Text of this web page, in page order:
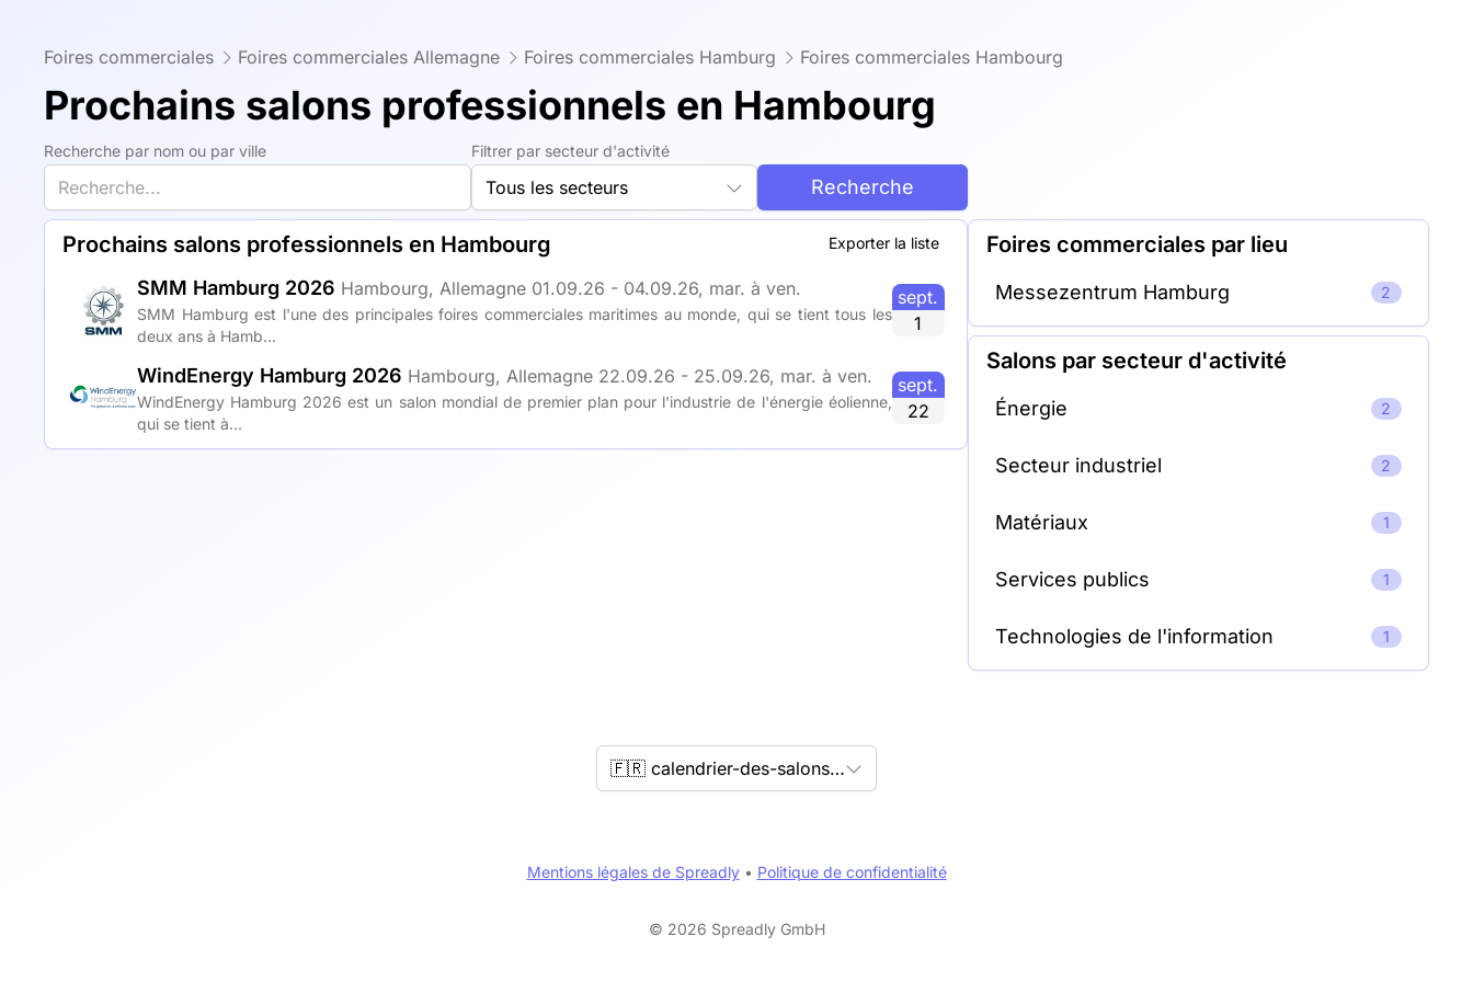
Foires commerciales Foires commerciales Allemagne Foires commerciales Hamburg Foires commerciales Hambourg
Prochains salons professionnels en Hambourg
Recherche par nom ou par ville Filtrer par secteur d'activité
Tous les secteurs Recherche
Exporter la liste
Prochains salons professionnels en Hambourg
SMM Hamburg 2026 Hambourg, Allemagne 01.09.26 - 04.09.26, mar. à ven.
SMM Hamburg est l'une des principales foires commerciales maritimes au monde, qui se tient tous les
deux ans à Hamb...
sept.
1
WindEnergy Hamburg 2026 Hambourg, Allemagne 22.09.26 - 25.09.26, mar. à ven.
WindEnergy Hamburg 2026 est un salon mondial de premier plan pour l'industrie de l'énergie éolienne,
qui se tient à...
sept.
22
Foires commerciales par lieu
Messezentrum Hamburg 2
Salons par secteur d'activité
Énergie 2
Secteur industriel 2
Matériaux 1
Services publics 1
Technologies de l'information 1
🇫🇷 calendrier-des-salons.fr
Mentions légales de Spreadly• Politique de confidentialité
© 2026 Spreadly GmbH